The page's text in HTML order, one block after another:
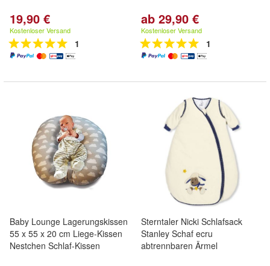
19,90 €
Kostenloser Versand
1
ab 29,90 €
Kostenloser Versand
1
Baby Lounge Lagerungskissen
55 x 55 x 20 cm Liege-Kissen
Nestchen Schlaf-Kissen
Sterntaler Nicki Schlafsack
Stanley Schaf ecru
abtrennbaren Ärmel